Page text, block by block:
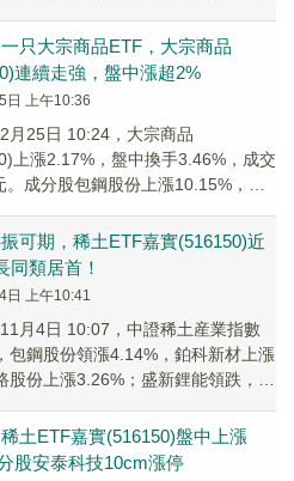
只大宗商品ETF，大宗商品
連續走強，盤中漲超2%
日 上午10:36
月25日 10:24，大宗商品
上漲2.17%，盤中換手3.46%，成交
成分股包鋼股份上漲10.15%，雲
可期，稀土ETF嘉實(516150)近
同類居首！
日 上午10:41
月4日 10:07，中證稀土産業指數
包鋼股份領漲4.14%，鉑科新材上漲
股份上漲3.26%；盛新鋰能領跌，大
土ETF嘉實(516150)盤中上漲
股安泰科技10cm漲停